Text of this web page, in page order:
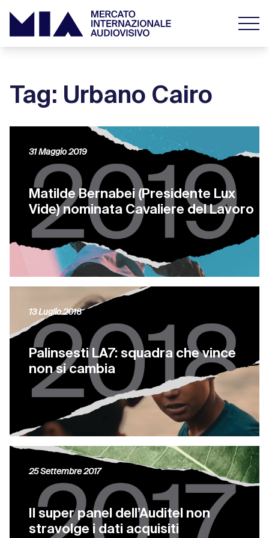
Tag: Urbano Cairo
Matilde Bernabei (Presidente Lux
Vide) nominata Cavaliere del Lavoro
31 Maggio 2019
Palinsesti LA7: squadra che vince
non si cambia
13 Luglio 2018
Il super panel dell’Auditel non
stravolge i dati acquisiti
25 Settembre 2017